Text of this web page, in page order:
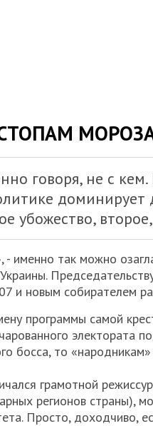
говоря, не с
убожество,
- именно так можно
и новым собирателем
программы самой
электората
босса, то
грамотной
регионов страны),
Просто, доходчиво,